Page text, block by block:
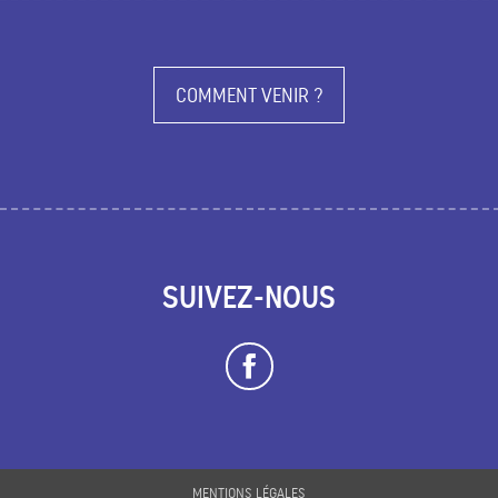
COMMENT VENIR ?
SUIVEZ-NOUS
MENTIONS LÉGALES